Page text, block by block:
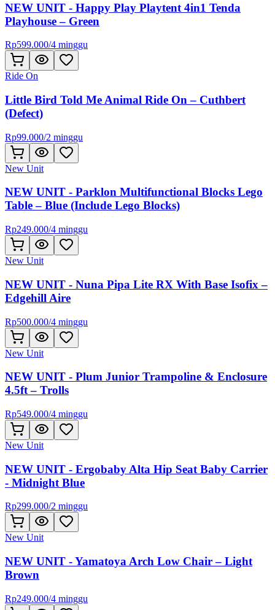
NEW UNIT - Happy Play Playtent 4in1 Tenda
Playhouse – Green
Rp599.000/4 minggu
Ride On
Little Bird Told Me Animal Ride On – Cuthbert
(Defect)
Rp99.000/2 minggu
New Unit
NEW UNIT - Parklon Multifunctional Blocks Lego
Table – Blue (Include Lego Blocks)
Rp249.000/4 minggu
New Unit
NEW UNIT - Nuna Pipa Lite RX With Base Isofix –
Edgehill Aire
Rp500.000/4 minggu
New Unit
NEW UNIT - Plum Junior Trampoline & Enclosure
4.5ft – Trolls
Rp549.000/4 minggu
New Unit
NEW UNIT - Ergobaby Alta Hip Seat Baby Carrier
- Midnight Blue
Rp299.000/2 minggu
New Unit
NEW UNIT - Yamatoya Arch Low Chair – Light
Brown
Rp249.000/4 minggu